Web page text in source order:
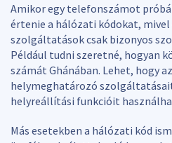
Amikor egy telefonszámot
értenie a hálózati kódokat, mivel
szolgáltatások csak bizonyos
Például tudni szeretné, hogyan
számát Ghánában. Lehet, hogy
helymeghatározó
helyreállítási funkcióit
Más esetekben a hálózati kód